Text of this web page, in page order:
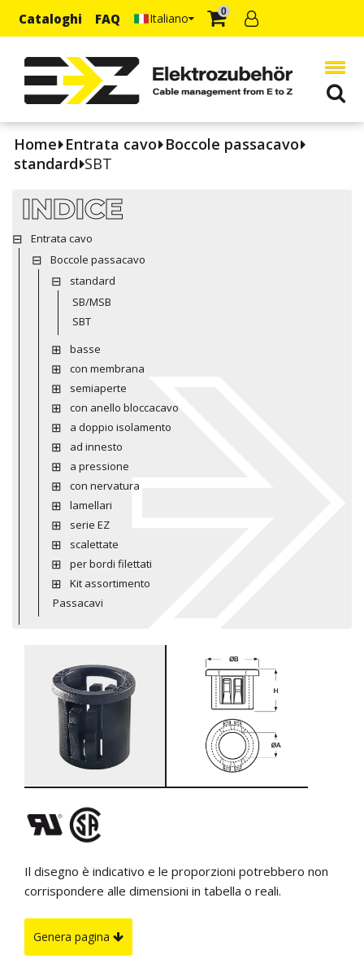
Cataloghi FAQ Italiano 0
Home Entrata cavo Boccole passacavo
standard SBT
INDICE
Entrata cavo
Boccole passacavo
standard
SB/MSB
SBT
basse
con membrana
semiaperte
con anello bloccacavo
a doppio isolamento
ad innesto
a pressione
con nervatura
lamellari
serie EZ
scalettate
per bordi filettati
Kit assortimento
Passacavi
Il disegno è indicativo e le proporzioni potrebbero non
corrispondere alle dimensioni in tabella o reali.
Genera pagina